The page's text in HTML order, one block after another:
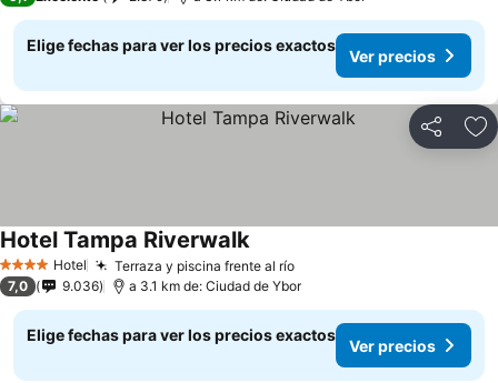
Elige fechas para ver los precios exactos
Ver precios
Compartir
4 EstrellasHotel Terraza y piscina frente al río
Hotel Tampa Riverwalk
7,0 9.036 a 3.1 km de: Ciudad de Ybor
Elige fechas para ver los precios exactos
Ver precios